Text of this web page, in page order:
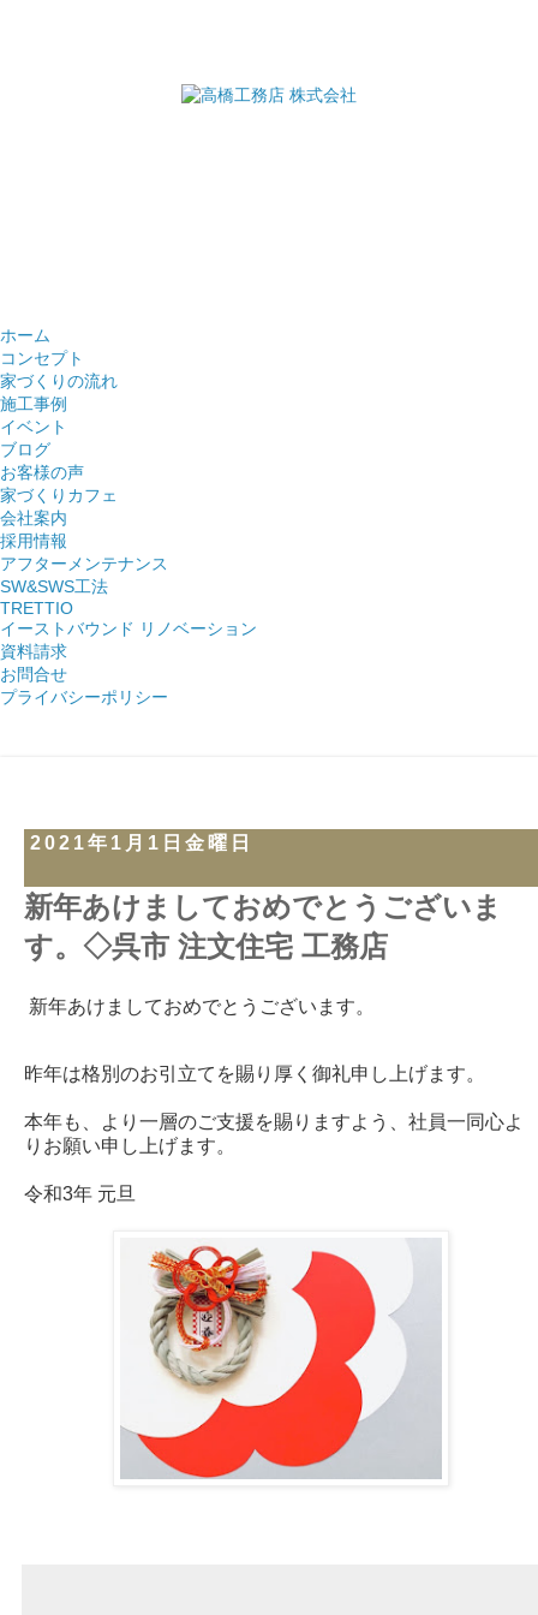
ホーム
コンセプト
家づくりの流れ
施工事例
イベント
ブログ
お客様の声
家づくりカフェ
会社案内
採用情報
アフターメンテナンス
SW&SWS工法
TRETTIO
イーストバウンド リノベーション
資料請求
お問合せ
プライバシーポリシー
2021年1月1日金曜日
新年あけましておめでとうございま
す。◇呉市 注文住宅 工務店
新年あけましておめでとうございます。
昨年は格別のお引立てを賜り厚く御礼申し上げます。
本年も、より一層のご支援を賜りますよう、社員一同心よ
りお願い申し上げます。
令和3年 元旦